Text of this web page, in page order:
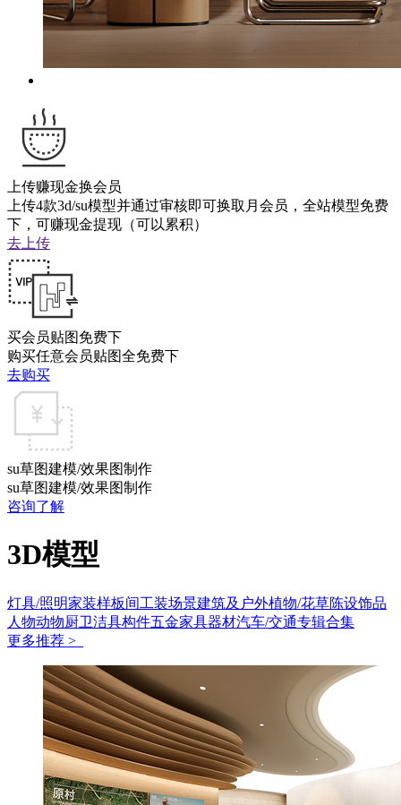
上传赚现金换会员
上传4款3d/su模型并通过审核即可换取月会员，全站模型免费
下，可赚现金提现（可以累积）
去上传
买会员贴图免费下
购买任意会员贴图全免费下
去购买
su草图建模/效果图制作
su草图建模/效果图制作
咨询了解
3D模型
灯具/照明家装样板间工装场景建筑及户外植物/花草陈设饰品
人物动物厨卫洁具构件五金家具器材汽车/交通专辑合集
更多推荐 >